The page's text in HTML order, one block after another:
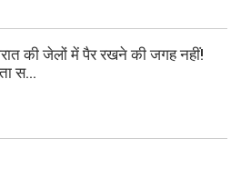
की जेलों में पैर रखने की जगह नहीं!
स...